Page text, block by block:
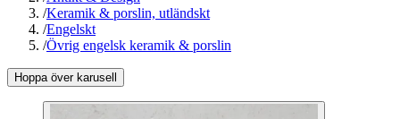
/Keramik & porslin, utländskt
/Engelskt
/Övrig engelsk keramik & porslin
Hoppa över karusell